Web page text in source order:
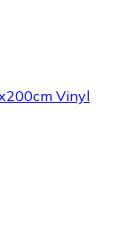
Vinyl